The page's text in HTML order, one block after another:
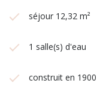
séjour 12,32 m²
1 salle(s) d'eau
construit en 1900